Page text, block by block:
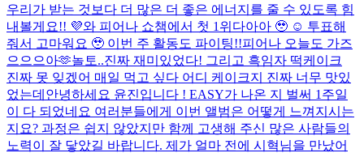
우리가 받는 것보다 더 많은 더 좋은 에너지를 줄 수 있도록 힘
내볼게요!! 💜와 피어나 쇼챔에서 첫 1위다아아 🥹 ☺️ 투표해
줘서 고마워요 🥹 이번 주 활동도 파이팅!!피어나 오늘도 가즈
으으으아🫶놀토..진짜 재미있었다! 그리고 흑임자 떡케이크
진짜 못 잊겠어 매일 먹고 싶다 어디 케이크지 진짜 너무 맛있
었는데 안녕하세요 윤진입니다 ! EASY가 나온 지 벌써 1주일
이 다 되었네요 여러분들에게 이번 앨범은 어떻게 느껴지시는
지요? 과정은 쉽지 않았지만 함께 고생해 주신 많은 사람들의
노력이 잘 닿았길 바랍니다. 제가 얼마 전에 시혁님을 만났어